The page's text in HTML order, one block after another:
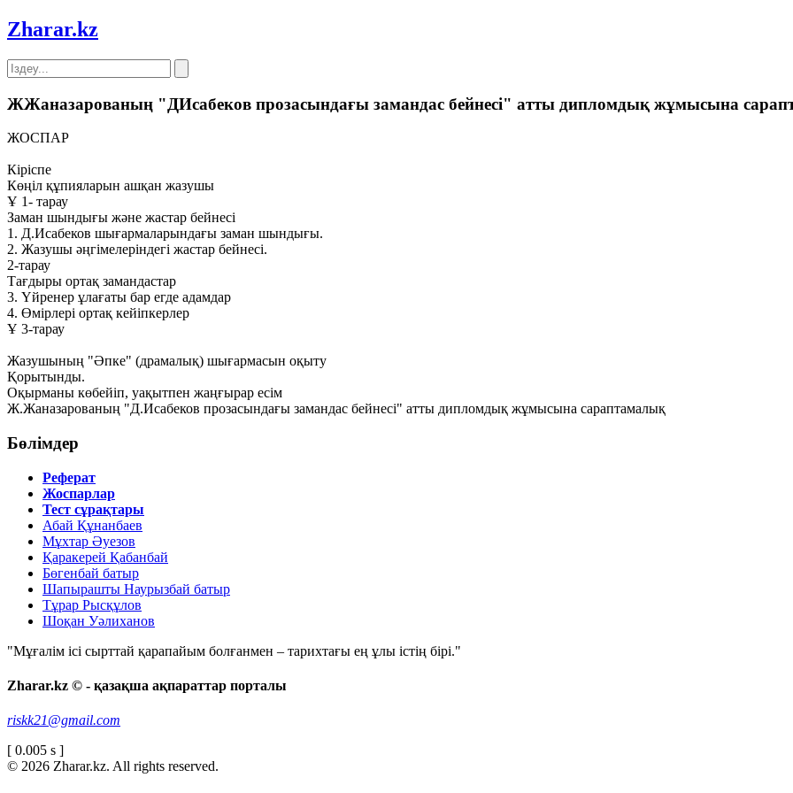
Zharar.kz
ЖЖаназарованың "ДИсабеков прозасындағы замандас бейнесі" атты дипломдық жұмысына
ЖОСПАР
Кіріспе
Көңіл құпияларын ашқан жазушы
Ұ 1- тарау
Заман шындығы және жастар бейнесі
1. Д.Исабеков шығармаларындағы заман шындығы.
2. Жазушы әңгімелеріндегі жастар бейнесі.
2-тарау
Тағдыры ортақ замандастар
3. Үйренер ұлағаты бар егде адамдар
4. Өмірлері ортақ кейіпкерлер
Ұ 3-тарау
Жазушының "Әпке" (драмалық) шығармасын оқыту
Қорытынды.
Оқырманы көбейіп, уақытпен жаңғырар есім
Ж.Жаназарованың "Д.Исабеков прозасындағы замандас бейнесі" атты дипломдық жұмысына сараптамалық
Бөлімдер
Реферат
Жоспарлар
Тест сұрақтары
Абай Құнанбаев
Мұхтар Әуезов
Қаракерей Қабанбай
Бөгенбай батыр
Шапырашты Наурызбай батыр
Тұрар Рысқұлов
Шоқан Уәлиханов
"Мұғалім ісі сырттай қарапайым болғанмен – тарихтағы ең ұлы істің бірі."
Zharar.kz © - қазақша ақпараттар порталы
riskk21@gmail.com
[ 0.005 s ]
© 2026 Zharar.kz. All rights reserved.